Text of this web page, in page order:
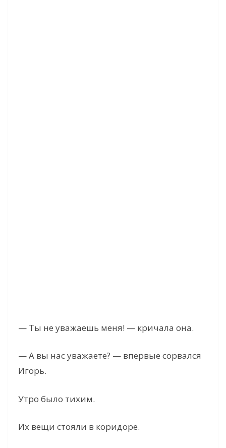
— Ты не уважаешь меня! — кричала она.
— А вы нас уважаете? — впервые сорвался
Игорь.
Утро было тихим.
Их вещи стояли в коридоре.